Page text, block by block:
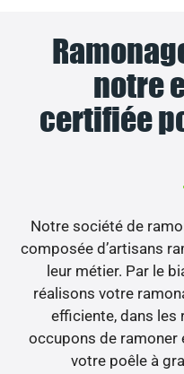
notre
certifiée
Notre société de
composée d’artisans
leur métier. Par le
réalisons votre
efficiente, dans les
occupons de ramoner
votre poêle à